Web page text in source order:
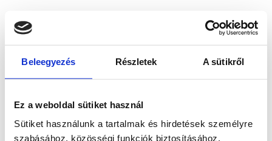
Beleegyezés Részletek A sütikről
Ez a weboldal sütiket használ
Sütiket használunk a tartalmak és hirdetések személyre
szabásához, közösségi funkciók biztosításához,